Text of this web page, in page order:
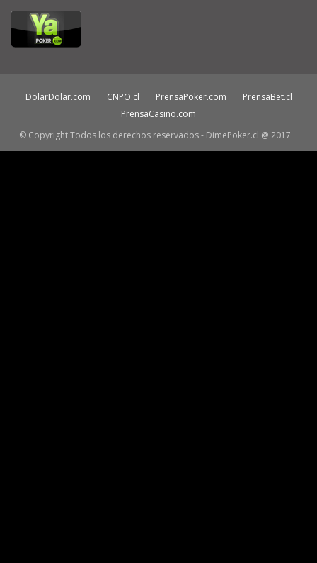
DolarDolar.com CNPO.cl PrensaPoker.com
PrensaBet.cl
PrensaCasino.com
© Copyright Todos los derechos reservados - DimePoker.cl @ 2017